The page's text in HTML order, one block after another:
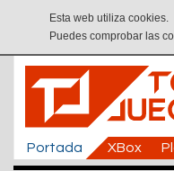
Esta web utiliza cookies.
Puedes comprobar las
Portada XBox